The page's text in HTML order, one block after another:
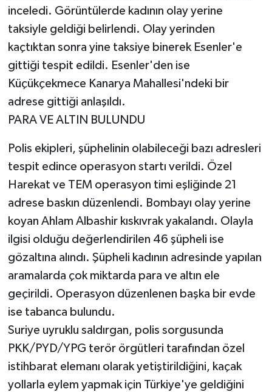
inceledi. Görüntülerde kadının olay yerine
taksiyle geldiği belirlendi. Olay yerinden
kaçtıktan sonra yine taksiye binerek Esenler'e
gittiği tespit edildi. Esenler'den ise
Küçükçekmece Kanarya Mahallesi'ndeki bir
adrese gittiği anlaşıldı.
PARA VE ALTIN BULUNDU
Polis ekipleri, şüphelinin olabileceği bazı adresleri
tespit edince operasyon startı verildi. Özel
Harekat ve TEM operasyon timi eşliğinde 21
adrese baskın düzenlendi. Bombayı olay yerine
koyan Ahlam Albashir kıskıvrak yakalandı. Olayla
ilgisi olduğu değerlendirilen 46 şüpheli ise
gözaltına alındı. Şüpheli kadının adresinde yapılan
aramalarda çok miktarda para ve altın ele
geçirildi. Operasyon düzenlenen başka bir evde
ise tabanca bulundu.
Suriye uyruklu saldırgan, polis sorgusunda
PKK/PYD/YPG terör örgütleri tarafından özel
istihbarat elemanı olarak yetiştirildiğini, kaçak
yollarla eylem yapmak için Türkiye'ye geldiğini
SEÇİM 2014
ÇEK GÖNDER
KİTAP
OTOMOBİL
TARİH
Genel
Politika
YEREL
BÖLGEDEN
BİLİM TEKNOLOJİ